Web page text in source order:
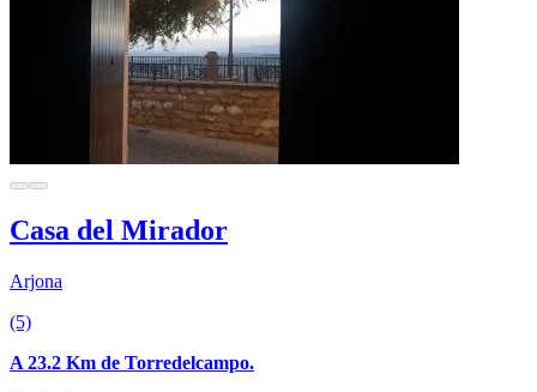
Casa del Mirador
Arjona
(5)
A 23.2 Km de Torredelcampo.